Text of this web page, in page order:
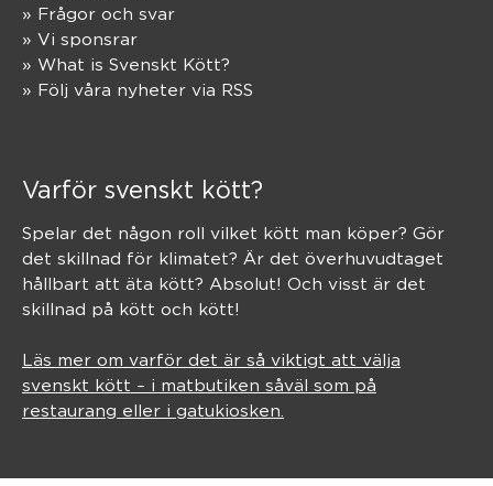
» Frågor och svar
» Vi sponsrar
» What is Svenskt Kött?
» Följ våra nyheter via RSS
Varför svenskt kött?
Spelar det någon roll vilket kött man köper? Gör
det skillnad för klimatet? Är det överhuvudtaget
hållbart att äta kött? Absolut! Och visst är det
skillnad på kött och kött!
Läs mer om varför det är så viktigt att välja
svenskt kött – i matbutiken såväl som på
restaurang eller i gatukiosken.